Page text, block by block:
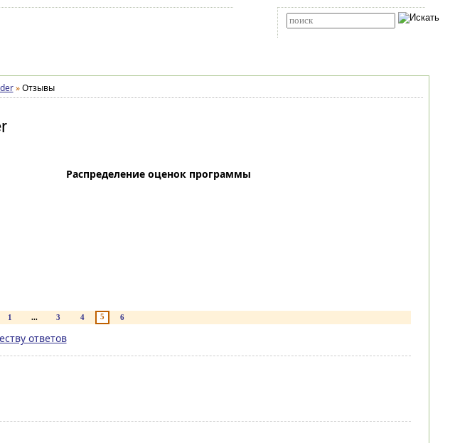
» Отзывы
Распределение оценок программы
1 ... 3 4 5 6
ответов